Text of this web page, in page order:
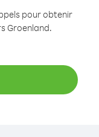
pour obtenir
Groenland.